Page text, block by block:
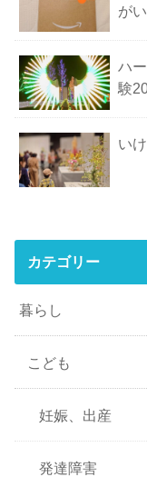
が
ハ
験
い
カテゴリー
暮らし
こども
妊娠、出産
発達障害